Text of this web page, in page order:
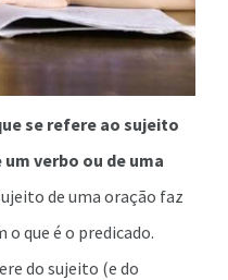
se refere ao sujeito
verbo ou de uma
de uma oração faz
que é o predicado.
do sujeito (e do